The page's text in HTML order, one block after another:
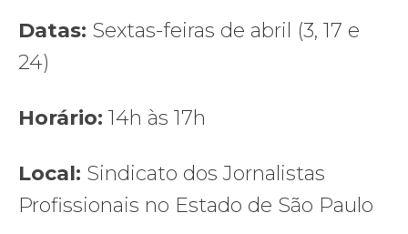
Datas: Sextas-feiras de abril (3, 17 e
24)
Horário: 14h às 17h
Local: Sindicato dos Jornalistas
Profissionais no Estado de São Paulo